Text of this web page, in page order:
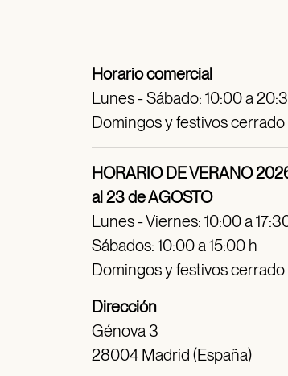
Horario comercial
Lunes - Sábado: 10:00 a
Domingos y festivos cerrado
HORARIO DE VERANO
al 23 de AGOSTO
Lunes - Viernes: 10:00 a
Sábados: 10:00 a 15:00 h
Domingos y festivos cerrado
Dirección
Génova 3
28004 Madrid (España)